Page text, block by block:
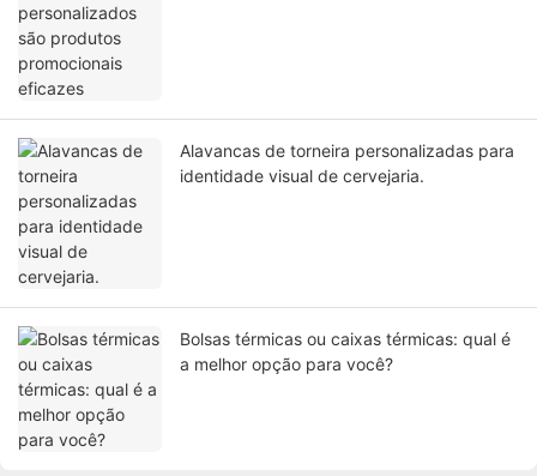
Alavancas de torneira personalizadas para
identidade visual de cervejaria.
Bolsas térmicas ou caixas térmicas: qual é
a melhor opção para você?